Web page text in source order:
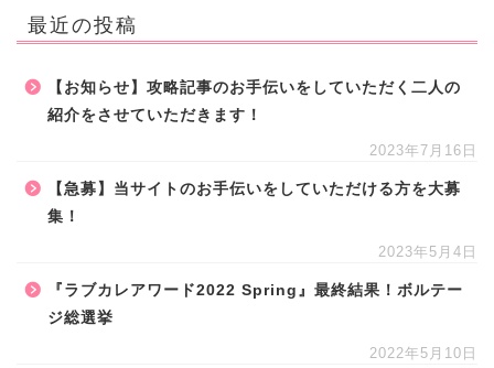
最近の投稿
【お知らせ】攻略記事のお手伝いをしていただく二人の
紹介をさせていただきます！
2023年7月16日
【急募】当サイトのお手伝いをしていただける方を大募
集！
2023年5月4日
『ラブカレアワード2022 Spring』最終結果！ボルテー
ジ総選挙
2022年5月10日